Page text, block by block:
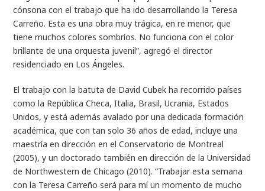
cónsona con el trabajo que ha ido desarrollando la Teresa
Carreño. Esta es una obra muy trágica, en re menor, que
tiene muchos colores sombríos. No funciona con el color
brillante de una orquesta juvenil”, agregó el director
residenciado en Los Ángeles.
El trabajo con la batuta de David Cubek ha recorrido países
como la República Checa, Italia, Brasil, Ucrania, Estados
Unidos, y está además avalado por una dedicada formación
académica, que con tan solo 36 años de edad, incluye una
maestría en dirección en el Conservatorio de Montreal
(2005), y un doctorado también en dirección de la Universidad
de Northwestern de Chicago (2010). “Trabajar esta semana
con la Teresa Carreño será para mí un momento de mucho